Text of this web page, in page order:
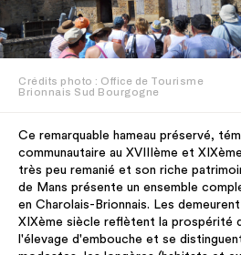
Crédits photo : Office de Tourisme
Brionnais Sud Bourgogne
Ce remarquable hameau préservé,
communautaire au XVIIIème et
très peu remanié et son riche
de Mans présente un ensemble
en Charolais-Brionnais. Les
XIXème siècle reflètent la prospérité
l'élevage d'embouche et se